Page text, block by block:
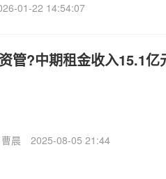
01-22 14:54:07
管?中期租金收入15.1亿
曹晨 2025-08-05 21:44